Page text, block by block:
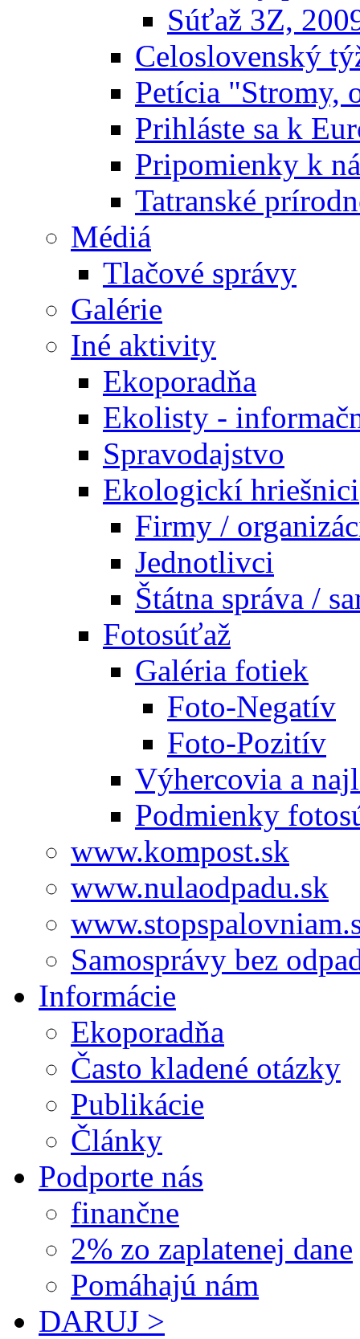
Súťaž 3Z,
Celoslovenský
Petícia "Stromy,
Prihláste sa k
Pripomienky k
Tatranské
Médiá
Tlačové správy
Galérie
Iné aktivity
Ekoporadňa
Ekolisty -
Spravodajstvo
Ekologickí hriešnici
Firmy /
Jednotlivci
Štátna správa /
Fotosúťaž
Galéria fotiek
Foto-Negatív
Foto-Pozitív
Výhercovia a
Podmienky
www.kompost.sk
www.nulaodpadu.sk
Samosprávy bez
Informácie
Ekoporadňa
Často kladené otázky
Publikácie
Články
Podporte nás
finančne
2% zo zaplatenej dane
Pomáhajú nám
DARUJ >